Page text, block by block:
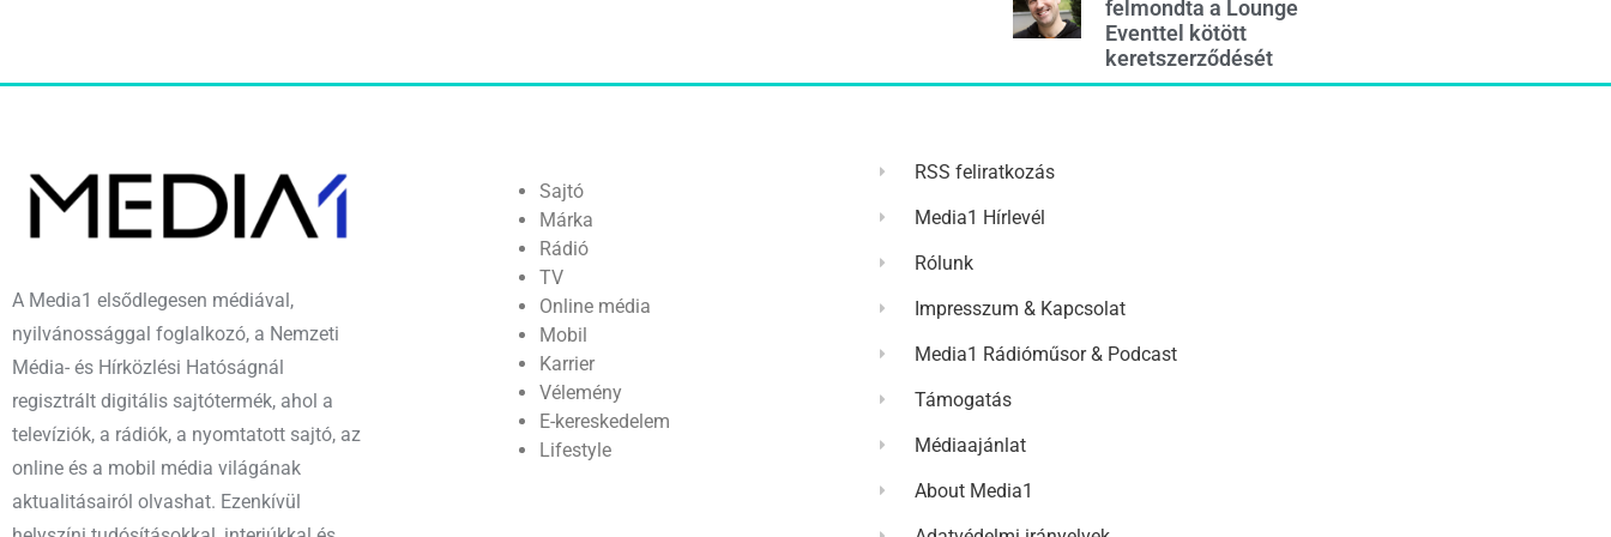
felmondta a Lounge
Eventtel kötött
keretszerződését
A Media1 elsődlegesen médiával,
nyilvánossággal foglalkozó, a Nemzeti
Média- és Hírközlési Hatóságnál
regisztrált digitális sajtótermék, ahol a
televíziók, a rádiók, a nyomtatott sajtó, az
online és a mobil média világának
aktualitásairól olvashat. Ezenkívül
Sajtó
Márka
Rádió
TV
Online média
Mobil
Karrier
Vélemény
E-kereskedelem
Lifestyle
RSS feliratkozás
Media1 Hírlevél
Rólunk
Impresszum & Kapcsolat
Media1 Rádióműsor & Podcast
Támogatás
Médiaajánlat
About Media1